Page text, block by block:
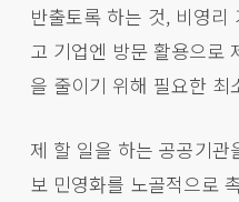
반출토록 하는 것, 비영
고 기업엔 방문 활용으로
을 줄이기 위해 필요한 최
제 할 일을 하는 공공기관
보 민영화를 노골적으로